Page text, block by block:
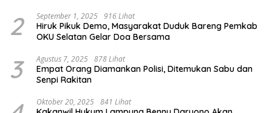
2 September 1, 2025 916 Lihat
Hiruk Pikuk Demo, Masyarakat Duduk Bareng Pemkab
OKU Selatan Gelar Doa Bersama
3 Agustus 7, 2025 878 Lihat
Empat Orang Diamankan Polisi, Ditemukan Sabu dan
Senpi Rakitan
Oktober 20, 2025 841 Lihat